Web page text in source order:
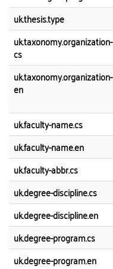
uk.thesis.type
uk.taxonomy.organization-
cs
uk.taxonomy.organization-
en
uk.faculty-name.cs
uk.faculty-name.en
uk.faculty-abbr.cs
uk.degree-discipline.cs
uk.degree-discipline.en
uk.degree-program.cs
uk.degree-program.en